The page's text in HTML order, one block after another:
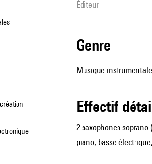
éditeur
genre
Musique
effectif
2 saxophones soprano
piano, basse